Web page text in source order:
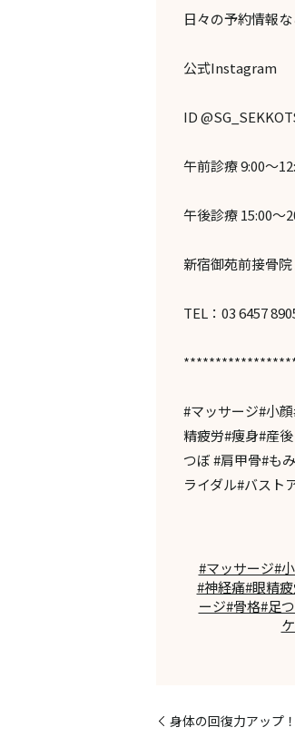
日々の予約情報
公式Instagram
ID
午前診療 9:00～
午後診療 15:00～
新宿御苑前接骨
TEL：03 6457
#マッサージ#小
精疲労#痩身#産
つぼ #肩甲骨#も
ライダル#バスト
#マッサージ#
#神経痛#眼精
ージ#骨格#足
身体の回復力アップ！